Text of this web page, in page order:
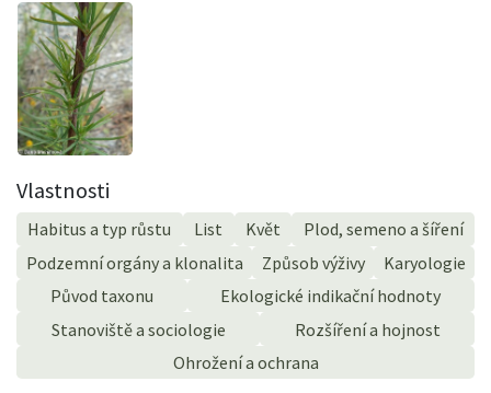
Vlastnosti
Habitus a typ růstu List Květ
Plod, semeno a šíření
Podzemní orgány a klonalita
Způsob výživy
Karyologie
Původ taxonu
Ekologické indikační hodnoty
Stanoviště a sociologie
Rozšíření a hojnost
Ohrožení a ochrana